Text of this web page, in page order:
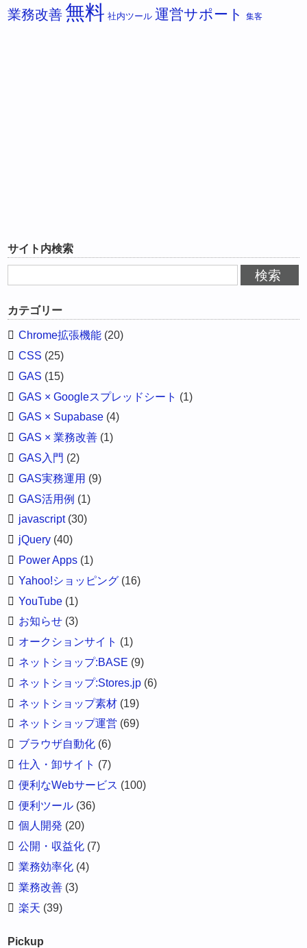
業務改善無料 社内ツール 運営サポート 集客
サイト内検索
カテゴリー
Chrome拡張機能 (20)
CSS (25)
GAS (15)
GAS × Googleスプレッドシート (1)
GAS × Supabase (4)
GAS × 業務改善 (1)
GAS入門 (2)
GAS実務運用 (9)
GAS活用例 (1)
javascript(30)
jQuery (40)
Power Apps (1)
Yahoo!ショッピング (16)
YouTube (1)
お知らせ (3)
オークションサイト (1)
ネットショップ:BASE (9)
ネットショップ:Stores.jp (6)
ネットショップ素材 (19)
ネットショップ運営 (69)
ブラウザ自動化 (6)
仕入・卸サイト (7)
便利なWebサービス (100)
便利ツール (36)
個人開発 (20)
公開・収益化 (7)
業務効率化 (4)
業務改善 (3)
楽天 (39)
Pickup